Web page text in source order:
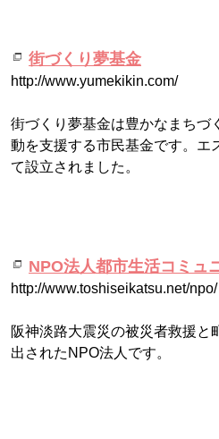
街づくり夢基金
http://www.yumekikin.com/
街づくり夢基金は豊かなまちづ
動を支援する市民基金です。エ
て設立されました。
NPO法人都市生活コミュ
http://www.toshiseikatsu.net/npo/
阪神淡路大震災の被災者救援と
出されたNPO法人です。